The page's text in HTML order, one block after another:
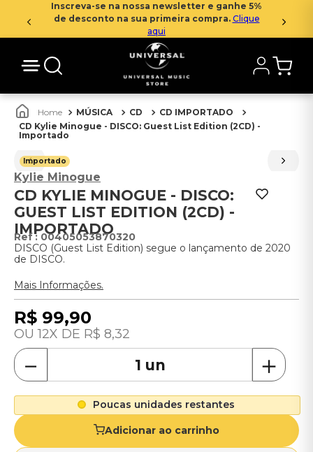
Inscreva-se na nossa newsletter e ganhe 5%
de desconto na sua primeira compra. Clique
aqui
MÚSICA CD
CD IMPORTADO
CD Kylie Minogue - DISCO: Guest List Edition (2CD) -
Importado
Importado
Kylie Minogue
CD KYLIE MINOGUE - DISCO:
GUEST LIST EDITION (2CD) -
IMPORTADO
: 00405053870320
DISCO (Guest List Edition) segue o lançamento de 2020
de DISCO.
Mais Informações.
R$ 99,90
12 R$ 8,32
＋
－
Poucas unidades restantes
Adicionar ao carrinho